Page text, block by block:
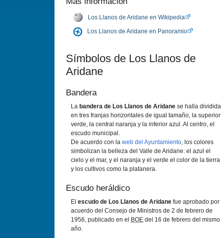
Los Llanos de Aridane en Wikipedia
Los Llanos de Aridane en Panoramio
Sí­mbolos de Los Llanos de
Aridane
Bandera
La bandera de Los Llanos de Aridane se halla dividida
en tres franjas horizontales de igual tamaño, la superior
verde, la central naranja y la inferior azul. Al centro, el
escudo municipal.
De acuerdo con la web del Ayuntamiento, los colores
simbolizan la belleza del Valle de Aridane: el azul el
cielo y el mar, y el naranja y el verde el color de la tierra
y los cultivos como la platanera.
Escudo heráldico
El escudo de Los Llanos de Aridane fue aprobado por
acuerdo del Consejo de Ministros de 2 de febrero de
1956, publicado en el
BOE del 16 de febrero del mismo
año.